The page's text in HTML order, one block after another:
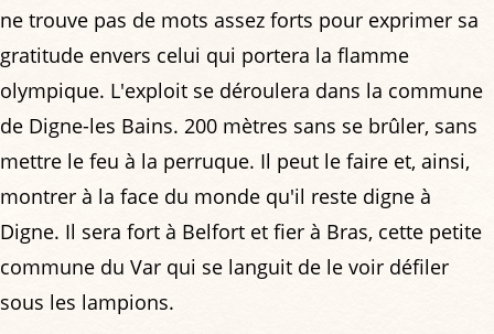
ne trouve pas de mots assez forts pour exprimer sa
gratitude envers celui qui portera la flamme
olympique. L'exploit se déroulera dans la commune
de Digne-les Bains. 200 mètres sans se brûler, sans
mettre le feu à la perruque. Il peut le faire et, ainsi,
montrer à la face du monde qu'il reste digne à
Digne. Il sera fort à Belfort et fier à Bras, cette petite
commune du Var qui se languit de le voir défiler
sous les lampions.